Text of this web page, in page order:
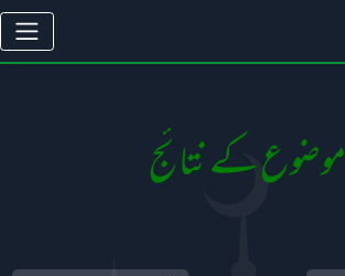
موضوع کے نتائج